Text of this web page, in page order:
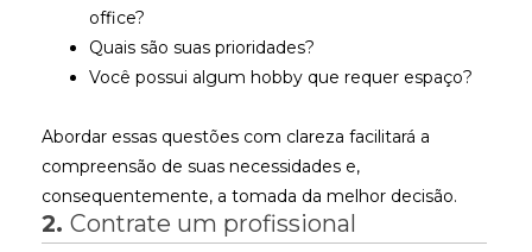
office?
Quais são suas prioridades?
Você possui algum hobby que requer espaço?
Abordar essas questões com clareza facilitará a
compreensão de suas necessidades e,
consequentemente, a tomada da melhor decisão.
2. Contrate um profissional